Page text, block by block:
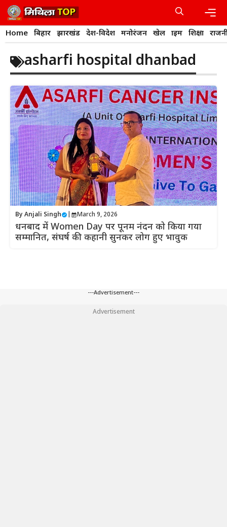
Skip
to
content
Home बिहार झारखंड देश-विदेश मनोरंजन खेल क्राइम शिक्षा
asharfi hospital dhanbad
By Anjali Singh March 9, 2026
धनबाद में Women Day पर पूनम नंदन को किया गया
सम्मानित, संघर्ष की कहानी सुनकर लोग हुए भावुक
---Advertisement---
Advertisement